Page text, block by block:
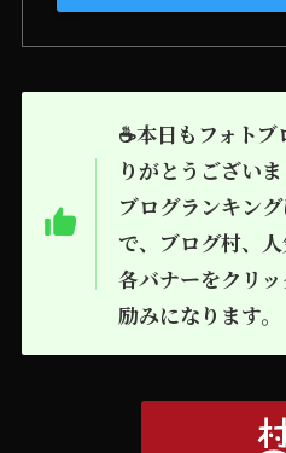
☕本日もフォト
りがとうござい
ブログランキン
で、ブログ村、
各バナーをクリ
励みになります。